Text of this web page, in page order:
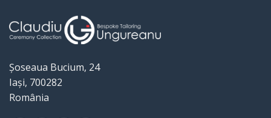
Șoseaua Bucium, 24
Iași, 700282
România